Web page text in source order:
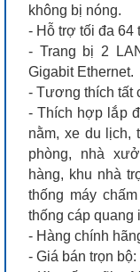
không bị nóng.
- Hỗ trợ tối đa 64
- Trang bị 2
Gigabit Ethernet.
- Tương thích tất
- Thích hợp lắp
nằm, xe du lịch,
phòng, nhà
hàng, khu nhà
thống máy
thống cáp quang
- Hàng chính
- Giá bán trọn bộ: